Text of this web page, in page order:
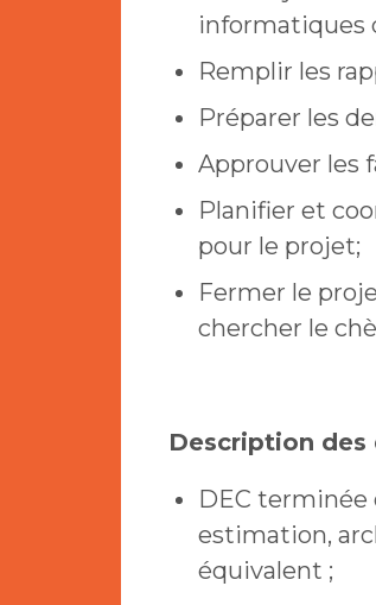
informatiques
Remplir les
Préparer les
Approuver les
Planifier et
pour le projet;
Fermer le
chercher le
Description
DEC terminée
estimation,
équivalent ;